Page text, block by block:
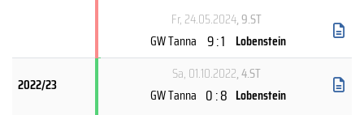
Fr, 24.05.2024, 9.ST
GW Tanna 9 : 1 Lobenstein
2022/23
Sa, 01.10.2022, 4.ST
GW Tanna 0 : 8 Lobenstein